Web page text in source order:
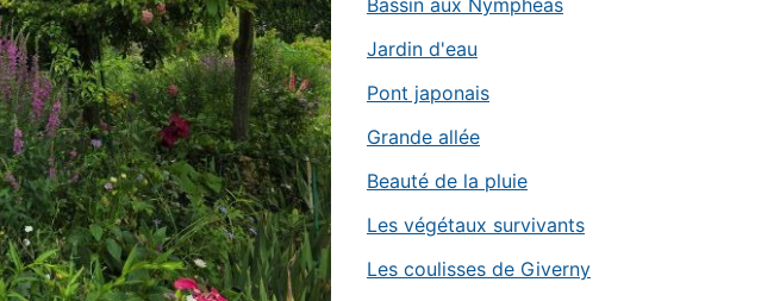
Bassin aux Nymphéas
Jardin d'eau
Pont japonais
Grande allée
Beauté de la pluie
Les végétaux survivants
Les coulisses de Giverny